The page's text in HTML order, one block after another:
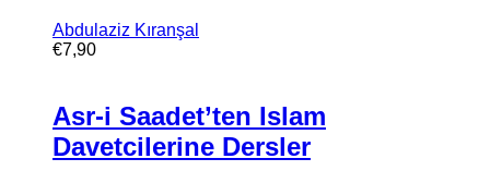
Abdulaziz Kıranşal
€7,90
Asr-i Saadet’ten Islam
Davetcilerine Dersler